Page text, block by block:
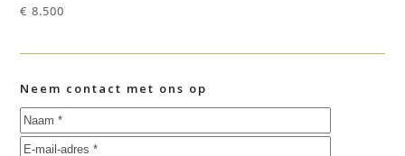
€ 8.500
Neem contact met ons op